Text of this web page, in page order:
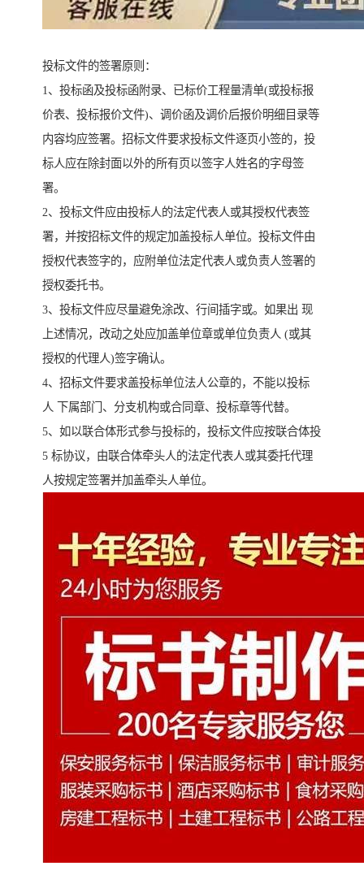
投标文件的签署原则：
1、投标函及投标函附录、已标价工程量清单(或投标报
价表、投标报价文件)、调价函及调价后报价明细目录等
内容均应签署。招标文件要求投标文件逐页小签的，投
标人应在除封面以外的所有页以签字人姓名的字母签
署。
2、投标文件应由投标人的法定代表人或其授权代表签
署，并按招标文件的规定加盖投标人单位。投标文件由
授权代表签字的，应附单位法定代表人或负责人签署的
授权委托书。
3、投标文件应尽量避免涂改、行间插字或。如果出 现
上述情况，改动之处应加盖单位章或单位负责人 (或其
授权的代理人)签字确认。
4、招标文件要求盖投标单位法人公章的，不能以投标
人 下属部门、分支机构或合同章、投标章等代替。
5、如以联合体形式参与投标的，投标文件应按联合体投
5 标协议，由联合体牵头人的法定代表人或其委托代理
人按规定签署并加盖牵头人单位。